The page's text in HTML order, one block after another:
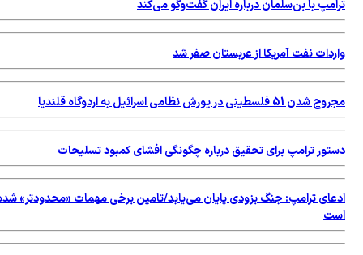
ترامپ با بن‌سلمان درباره ایران گفت‌وگو می‌کند
واردات نفت آمریکا از عربستان صفر شد
مجروح شدن 51 فلسطینی در یورش نظامی اسرائیل به اردوگاه قلندیا
دستور ترامپ برای تحقیق درباره چگونگی افشای کمبود تسلیحات
ادعای ترامپ: جنگ بزودی پایان می‌یابد/تامین برخی مهمات «محدودتر» شده
است